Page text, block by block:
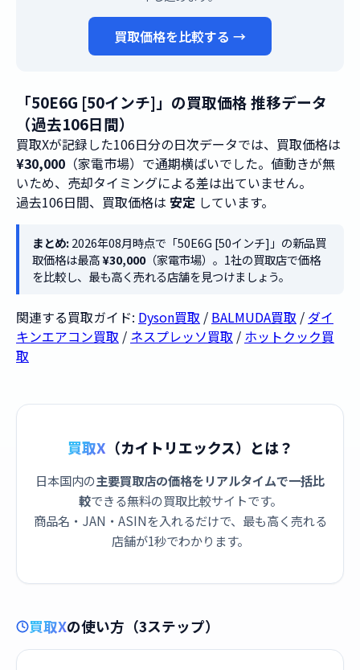
買取価格を比較する →
「50E6G [50インチ]」の買取価格 推移データ
（過去106日間）
買取Xが記録した106日分の日次データでは、買取価格は
¥30,000 （家電市場）で通期横ばいでした。値動きが無
いため、売却タイミングによる差は出ていません。
過去106日間、買取価格は 安定 しています。
まとめ:2026年08月時点で「50E6G [50インチ]」の新品買
取価格は最高¥30,000（家電市場）。1社の買取店で価格
を比較し、最も高く売れる店舗を見つけましょう。
関連する買取ガイド: Dyson買取 / BALMUDA買取 / ダイ
キンエアコン買取 / ネスプレッソ買取 / ホットクック買
取
買取X （カイトリエックス）とは？
日本国内の主要買取店の価格をリアルタイムで一括比
較できる無料の買取比較サイトです。
商品名・JAN・ASINを入れるだけで、最も高く売れる
店舗が1秒でわかります。
買取Xの使い方（3ステップ）